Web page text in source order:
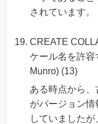
されています。
CREATE
ケール名を許
Munro) (13)
ある時点から
がバージョン
していました